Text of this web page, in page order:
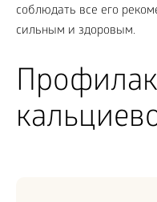
соблюдать все его
сильным и здоровым.